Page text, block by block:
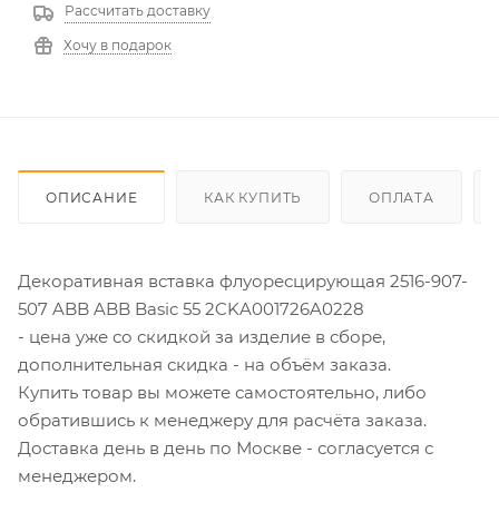
Рассчитать доставку
Хочу в подарок
ОПИСАНИЕ КАК КУПИТЬ ОПЛАТА
Декоративная вставка флуоресцирующая 2516-907-
507 ABB ABB Basic 55 2CKA001726A0228
- цена уже со скидкой за изделие в сборе,
дополнительная скидка - на объём заказа.
Купить товар вы можете самостоятельно, либо
обратившись к менеджеру для расчёта заказа.
Доставка день в день по Москве - согласуется с
менеджером.